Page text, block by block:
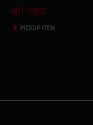
HOT TOPIC
PICKUP ITEM